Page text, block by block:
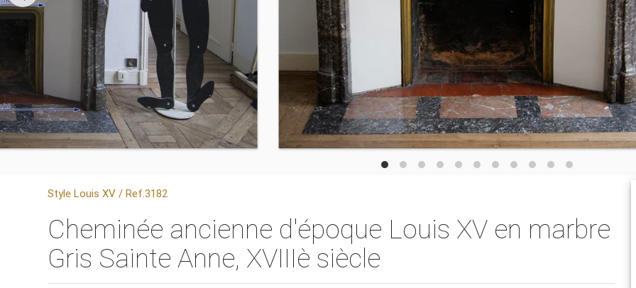
Style Louis XV / Ref.3182
Cheminée ancienne d'époque Louis XV en marbre
Gris Sainte Anne, XVIIIè siècle